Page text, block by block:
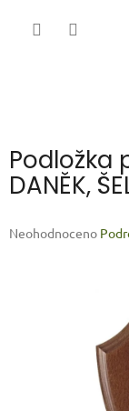
Podložka
DANĚK,
Průměrné
Neohodnoceno